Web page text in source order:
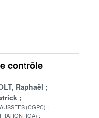
contrôle
Raphaël
(CGPC)
(IGA)